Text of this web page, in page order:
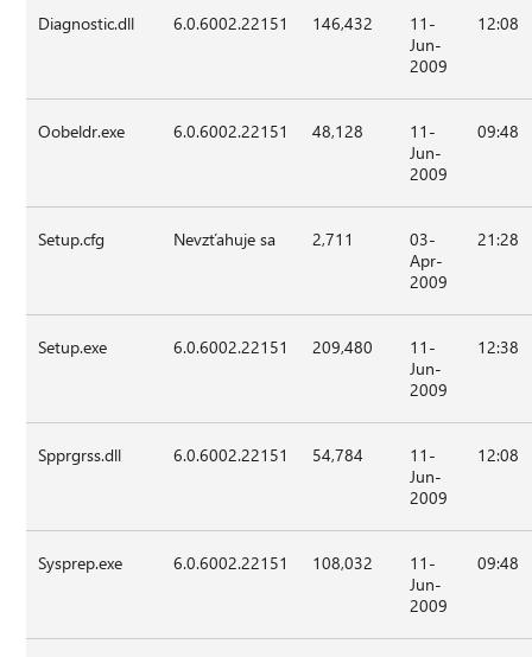
Diagnostic.dll 6.0.6002.22151 146,432
11-
Jun-
2009
12:08
Oobeldr.exe 6.0.6002.22151 48,128
11-
Jun-
2009
09:48
Setup.cfg Nevzťahuje sa 2,711
03-
Apr-
2009
21:28
Setup.exe 6.0.6002.22151 209,480
11-
Jun-
2009
12:38
Spprgrss.dll 6.0.6002.22151 54,784
11-
Jun-
2009
12:08
Sysprep.exe 6.0.6002.22151 108,032
11-
Jun-
2009
09:48